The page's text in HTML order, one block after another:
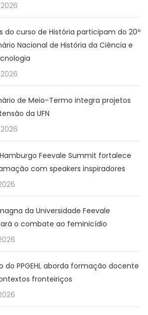
do curso de História participam do 20º
Nacional de História da Ciência e
de Meio-Termo integra projetos
da UFN
Feevale Summit fortalece
com speakers inspiradores
da Universidade Feevale
o combate ao feminicídio
do PPGEHL aborda formação docente
fronteiriços